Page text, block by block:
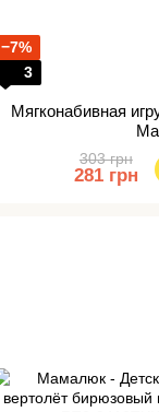
−7%
3
Мягконабивная
303 грн
281 грн